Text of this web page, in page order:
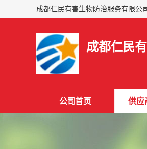
成都仁民
公司首页 供应